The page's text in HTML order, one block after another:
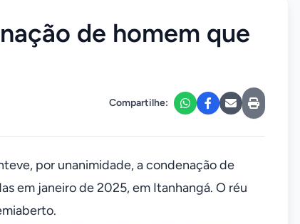
de homem que
Compartilhe:
por unanimidade, a condenação de
em janeiro de 2025, em Itanhangá. O réu